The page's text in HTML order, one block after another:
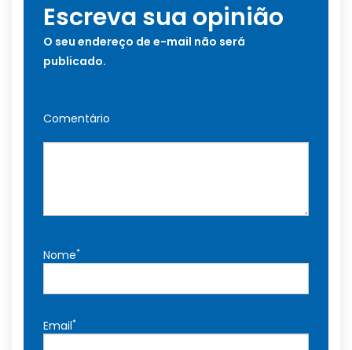
Escreva sua opinião
O seu endereço de e-mail não será
publicado.
Comentário
Nome*
Email*